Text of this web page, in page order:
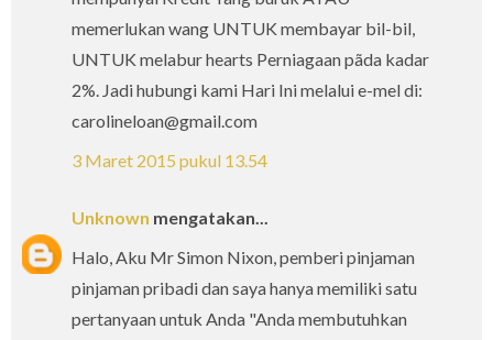
memerlukan wang UNTUK membayar bil-bil,
UNTUK melabur hearts Perniagaan pãda kadar
2%. Jadi hubungi kami Hari Ini melalui e-mel di:
carolineloan@gmail.com
3 Maret 2015 pukul 13.54
Unknown mengatakan...
Halo, Aku Mr Simon Nixon, pemberi pinjaman
pinjaman pribadi dan saya hanya memiliki satu
pertanyaan untuk Anda "Anda membutuhkan